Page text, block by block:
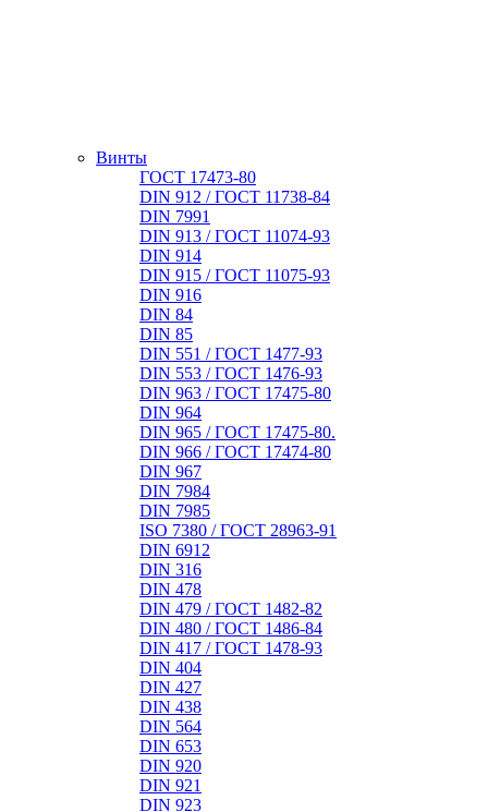
Винты
ГОСТ 17473-80
DIN 912 / ГОСТ 11738-84
DIN 7991
DIN 913 / ГОСТ 11074-93
DIN 914
DIN 915 / ГОСТ 11075-93
DIN 916
DIN 84
DIN 85
DIN 551 / ГОСТ 1477-93
DIN 553 / ГОСТ 1476-93
DIN 963 / ГОСТ 17475-80
DIN 964
DIN 965 / ГОСТ 17475-80.
DIN 966 / ГОСТ 17474-80
DIN 967
DIN 7984
DIN 7985
ISO 7380 / ГОСТ 28963-91
DIN 6912
DIN 316
DIN 478
DIN 479 / ГОСТ 1482-82
DIN 480 / ГОСТ 1486-84
DIN 417 / ГОСТ 1478-93
DIN 404
DIN 427
DIN 438
DIN 564
DIN 653
DIN 920
DIN 921
DIN 923